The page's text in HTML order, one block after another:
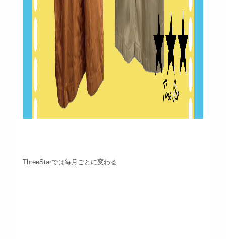
ThreeStarでは毎月ごとに変わる